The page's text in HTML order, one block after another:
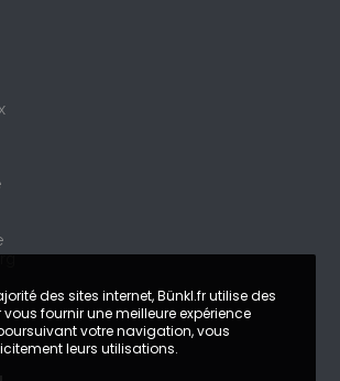
des sites internet, Bünkl.fr utilise des
vous fournir une meilleure expérience
votre navigation, vous
leurs utilisations.